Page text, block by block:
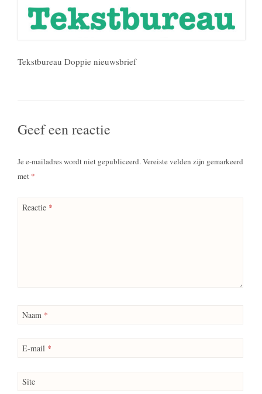
Tekstbureau Doppie nieuwsbrief
Geef een reactie
Je e-mailadres wordt niet gepubliceerd.Vereiste velden zijn gemarkeerd
met *
Reactie *
Naam *
E-mail *
Site